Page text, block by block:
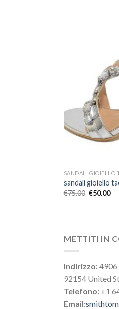
SANDALI GIOIELLO
sandali gioiello
€75.00 €50.00
METTITI IN
Indirizzo:4906
92154 United
Telefono: +1
Email: